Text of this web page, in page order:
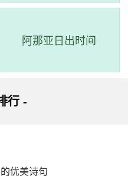
阿那亚日出时间
行 -
优美诗句